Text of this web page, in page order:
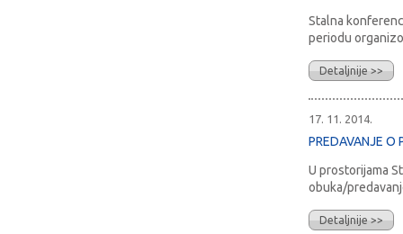
Stalna
periodu
Detaljnije >>
17. 11. 2014.
PREDAVANJE O
U prostorijama
obuka/
Detaljnije >>